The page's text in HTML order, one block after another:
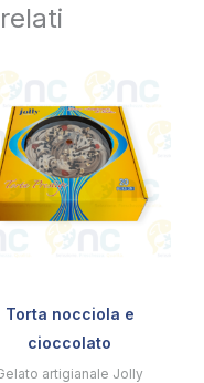
Torta nocciola e
cioccolato
artigianale Jolly